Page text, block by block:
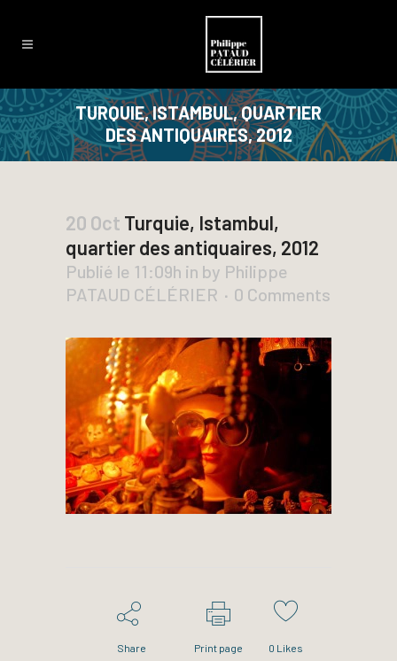
TURQUIE, ISTAMBUL, QUARTIER
DES ANTIQUAIRES, 2012
20 Oct Turquie, Istambul,
quartier des antiquaires, 2012
Publié le 11:09h in by Philippe
PATAUD CÉLÉRIER
0 Comments
Share Print page 0 Likes